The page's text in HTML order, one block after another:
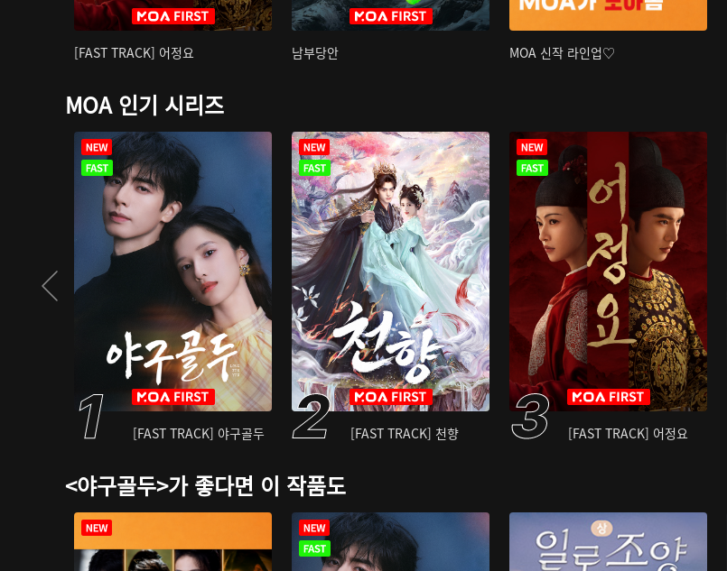
[FAST TRACK] 어정요 남부당안 MOA 신작 라인업♡
MOA 인기 시리즈
[FAST TRACK] 야구골두 [FAST TRACK] 천향 [FAST TRACK] 어정요
<야구골두>가 좋다면 이 작품도